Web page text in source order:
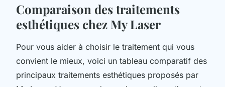
Comparaison des traitements
esthétiques chez My Laser
Pour vous aider à choisir le traitement qui vous
convient le mieux, voici un tableau comparatif des
principaux traitements esthétiques proposés par